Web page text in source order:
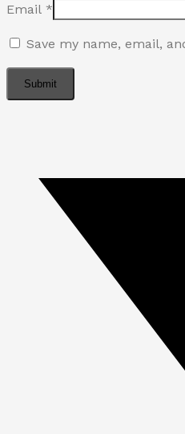
Email *
Save my name, email,